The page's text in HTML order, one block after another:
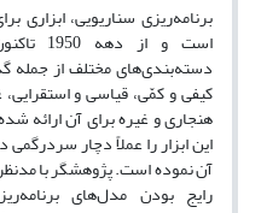
برنامه‌ریزی سناریویی، ابزاری
است و
دسته‌بندی‌های مختلف از
کیفی و کمّی، قیاسی و
هنجاری و غیره برای آن ارائه
این ابزار را عملاً دچار
آن نموده است. پژوهشگر با
رایج بودن مدل‌های